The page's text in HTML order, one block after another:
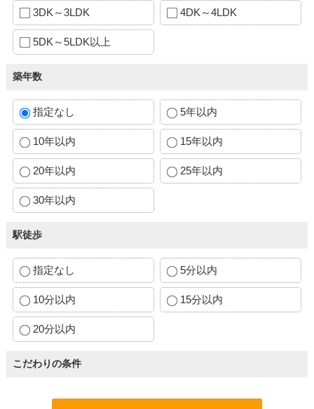
3DK～3LDK 4DK～4LDK
5DK～5LDK以上
築年数
指定なし 5年以内
10年以内 15年以内
20年以内 25年以内
30年以内
駅徒歩
指定なし 5分以内
10分以内 15分以内
20分以内
こだわりの条件